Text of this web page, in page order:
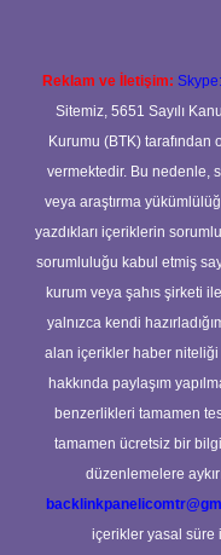
Reklam ve İletişim:
Sitemiz, 5651 Sayılı
Kurumu (BTK) tarafından
vermektedir. Bu nedenle,
veya araştırma
yazdıkları içeriklerin
sorumluluğu kabul etmiş
kurum veya şahıs şirketi
yalnızca kendi
alan içerikler haber niteliği
hakkında paylaşım
benzerlikleri tamamen
tamamen ücretsiz bir
düzenlemelere
içerikler yasal süre